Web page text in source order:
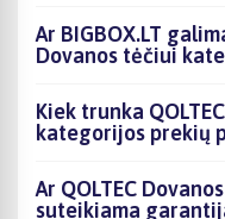
Ar BIGBOX.LT
Dovanos tėčiui
Kiek trunka
kategorijos prekių
Ar QOLTEC
suteikiama